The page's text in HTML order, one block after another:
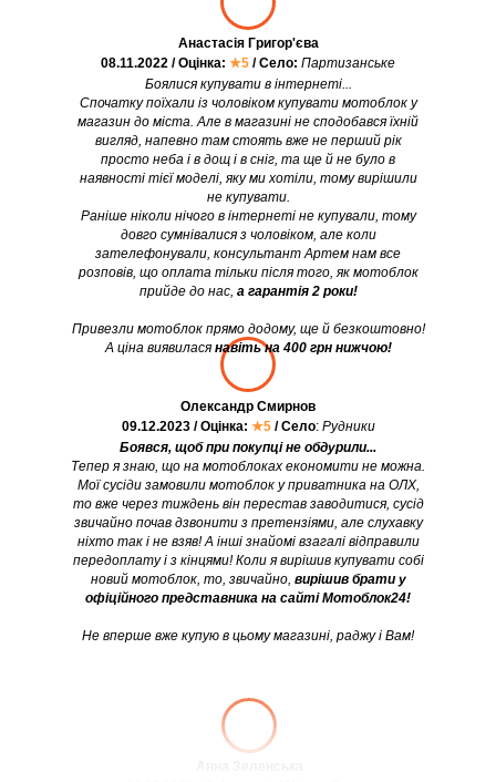
Боявся, щоб при покупці не обдурили...
Тепер я знаю, що на мотоблоках економити не можна.
Мої сусіди замовили мотоблок у приватника на ОЛХ,
то вже через тиждень він перестав заводитися, сусід
звичайно почав дзвонити з претензіями, але слухавку
ніхто так і не взяв! А інші знайомі взагалі відправили
передоплату і з кінцями! Коли я вирішив купувати собі
новий мотоблок, то, звичайно, вирішив брати у
офіційного представника на сайті Мотоблок24!
Не вперше вже купую в цьому магазині, раджу і Вам!
Олександр Смирнов
09.12.2023 / Оцінка: ★5 / Село: Рудники
Боялися купувати в інтернеті...
Спочатку поїхали із чоловіком купувати мотоблок у
магазин до міста. Але в магазині не сподобався їхній
вигляд, напевно там стоять вже не перший рік
просто неба і в дощ і в сніг, та ще й не було в
наявності тієї моделі, яку ми хотіли, тому вирішили
не купувати.
Раніше ніколи нічого в інтернеті не купували, тому
довго сумнівалися з чоловіком, але коли
зателефонували, консультант Артем нам все
розповів, що оплата тільки після того, як мотоблок
прийде до нас, а гарантія 2 роки!
Привезли мотоблок прямо додому, ще й безкоштовно!
А ціна виявилася навіть на 400 грн нижчою!
Анастасія Григор'єва
08.11.2022 / Оцінка: ★5 / Село: Партизанське
Анна Зеленська